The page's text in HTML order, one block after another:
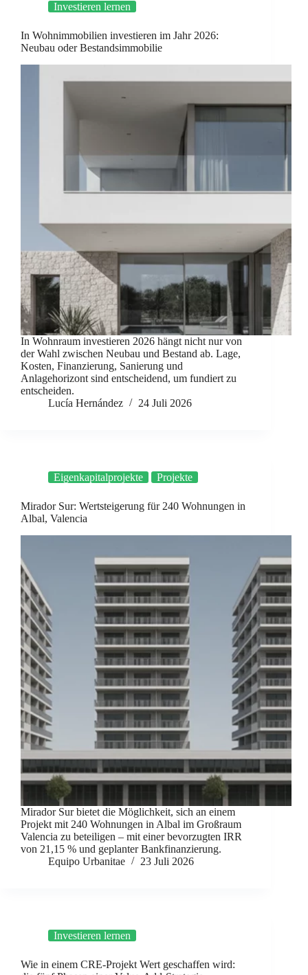
Investieren lernen
In Wohnimmobilien investieren im Jahr 2026:
Neubau oder Bestandsimmobilie
In Wohnraum investieren 2026 hängt nicht nur von
der Wahl zwischen Neubau und Bestand ab. Lage,
Kosten, Finanzierung, Sanierung und
Anlagehorizont sind entscheidend, um fundiert zu
entscheiden.
Lucía Hernández
24 Juli 2026
Eigenkapitalprojekte Projekte
Mirador Sur: Wertsteigerung für 240 Wohnungen in
Albal, Valencia
Mirador Sur bietet die Möglichkeit, sich an einem
Projekt mit 240 Wohnungen in Albal im Großraum
Valencia zu beteiligen – mit einer bevorzugten IRR
von 21,15 % und geplanter Bankfinanzierung.
Equipo Urbanitae
23 Juli 2026
Investieren lernen
Wie in einem CRE-Projekt Wert geschaffen wird: